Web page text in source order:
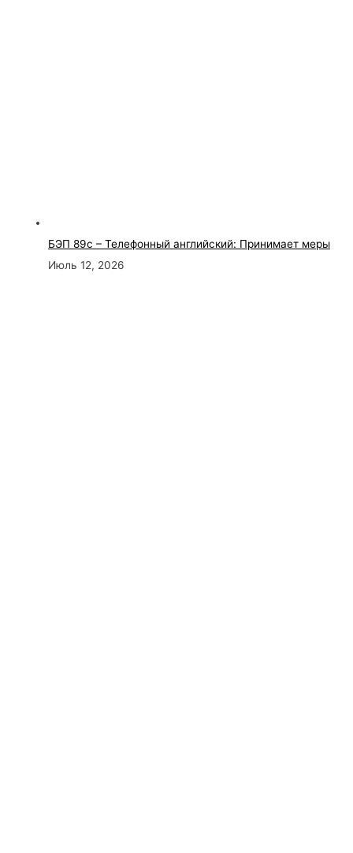
БЭП 89с – Телефонный английский: Принимает меры
Июль 12, 2026